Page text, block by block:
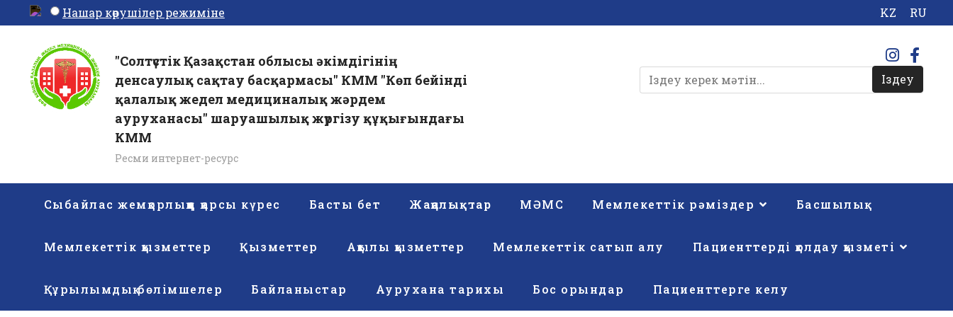
Нашар көрушілер режиміне KZ RU
"Солтүстік Қазақстан облысы әкімдігінің
денсаулық сақтау басқармасы" КММ "Көп бейінді
қалалық жедел медициналық жәрдем
ауруханасы" шаруашылық жүргізу құқығындағы
КММ
Ресми интернет-ресурс
Іздеу
Сыбайлас жемқорлыққа қарсы күрес Басты бет Жаңалықтар МӘМС Мемлекеттік рәміздер Басшылық
Мемлекеттік қызметтер Қызметтер Ақылы қызметтер Мемлекеттік сатып алу Пациенттерді қолдау қызметі
Құрылымдық бөлімшелер Байланыстар Аурухана тарихы Бос орындар Пациенттерге келу